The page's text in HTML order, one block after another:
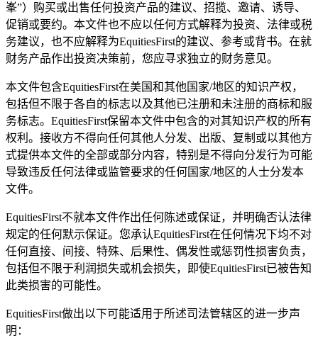
峯”）购买或出售任何投资产品的建议、招揽、邀请、诱导、
促销或要约。本文件也不应以任何方式解释为投资、法律或税
务建议，也不应解释为EquitiesFirst的建议、参考或背书。在就
财务产品作出投资决策前，您应寻求独立的财务意见。
本文件包含EquitiesFirst在美国和其他国家/地区的知识产权，
包括但不限于各自的标志以及其他已注册和未注册的商标和服
务标志。EquitiesFirst保留本文件中包含的对其知识产权的所有
权利。接收方不得向任何其他人分发、出版、复制或以其他方
式提供本文件的全部或部分内容，特别是不得向分发行为可能
导致违反任何法律或监管要求的任何国家/地区的人士分发本
文件。
EquitiesFirst不就本文件作出任何陈述或保证，并明确否认法律
规定的任何默示保证。您承认EquitiesFirst在任何情况下均不对
任何直接、间接、特殊、后果性、偶发性或惩罚性损害负责，
包括但不限于利润损失或机会损失，即使EquitiesFirst已被告知
此类损害的可能性。
EquitiesFirst做出以下可能适用于所述司法管辖区的进一步声
明：